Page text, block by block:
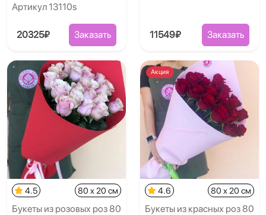
Артикул 13110s
20325₽ Заказать 11549₽ Заказать
4.5 80 x 20 см
Букеты из розовых роз 80
Акция
4.6 80 x 20 см
Букеты из красных роз 80